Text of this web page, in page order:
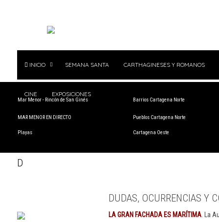
INICIO SEMANA SANTA CARTHAGINESES Y ROMANOS
CINE EXPOSICIONES
Mar Menor - Rincón de San Ginés
MAR MENOR EN DIRECTO
Playas
Barrios Cartagena Norte
Pueblos Cartagena Norte
Cartagena Oeste
D
DUDAS, OCURRENCIAS Y
LA GRAN FACHADA ES MARÍTIMA . La